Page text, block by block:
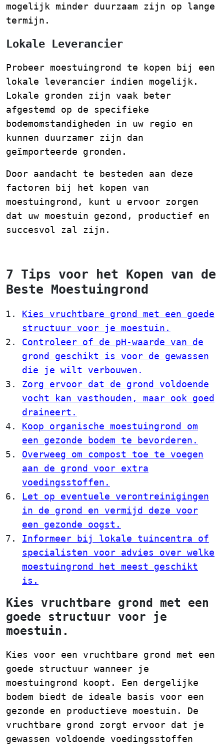
mogelijk minder duurzaam zijn op lange
termijn.
Lokale Leverancier
Probeer moestuingrond te kopen bij een
lokale leverancier indien mogelijk.
Lokale gronden zijn vaak beter
afgestemd op de specifieke
bodemomstandigheden in uw regio en
kunnen duurzamer zijn dan
geïmporteerde gronden.
Door aandacht te besteden aan deze
factoren bij het kopen van
moestuingrond, kunt u ervoor zorgen
dat uw moestuin gezond, productief en
succesvol zal zijn.
7 Tips voor het Kopen van de
Beste Moestuingrond
Kies vruchtbare grond met een goede
structuur voor je moestuin.
Controleer of de pH-waarde van de
grond geschikt is voor de gewassen
die je wilt verbouwen.
Zorg ervoor dat de grond voldoende
vocht kan vasthouden, maar ook goed
draineert.
Koop organische moestuingrond om
een gezonde bodem te bevorderen.
Overweeg om compost toe te voegen
aan de grond voor extra
voedingsstoffen.
Let op eventuele verontreinigingen
in de grond en vermijd deze voor
een gezonde oogst.
Informeer bij lokale tuincentra of
specialisten voor advies over welke
moestuingrond het meest geschikt
is.
Kies vruchtbare grond met een
goede structuur voor je
moestuin.
Kies voor een vruchtbare grond met een
goede structuur wanneer je
moestuingrond koopt. Een dergelijke
bodem biedt de ideale basis voor een
gezonde en productieve moestuin. De
vruchtbare grond zorgt ervoor dat je
gewassen voldoende voedingsstoffen